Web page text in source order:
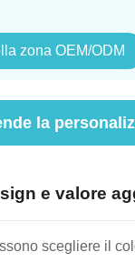
zona OEM/ODM
la
e valore
scegliere il